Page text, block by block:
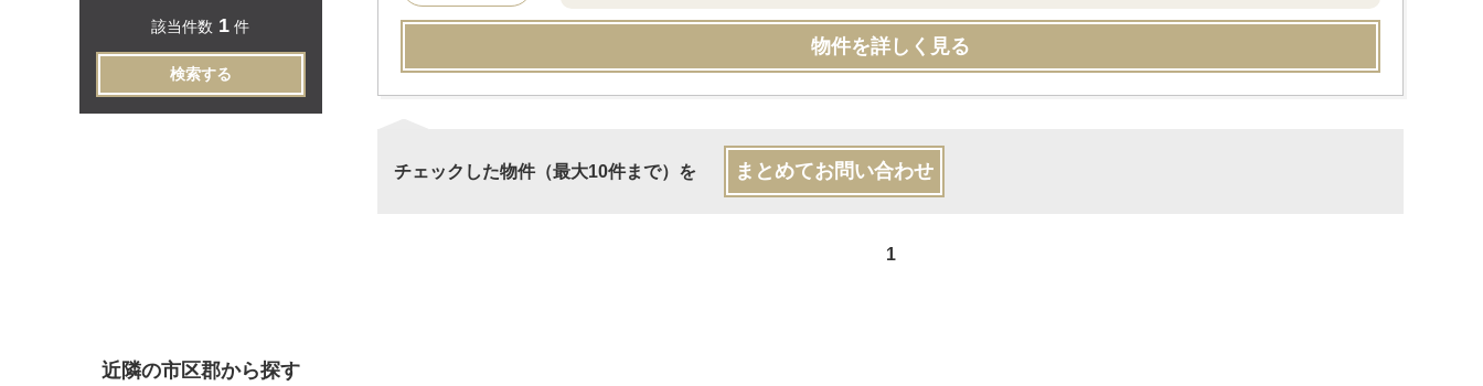
物件を詳しく見る
チェックした物件（最大10件まで）を まとめてお問い合わせ
1
該当件数 1 件
検索する
近隣の市区郡から探す